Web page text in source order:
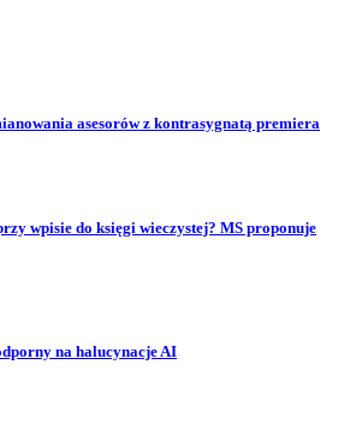
asesorów z kontrasygnatą premiera
wpisie do księgi wieczystej? MS proponuje
na halucynacje AI